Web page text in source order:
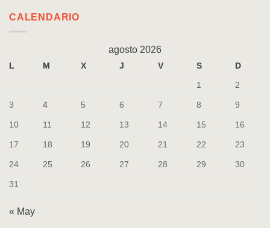
CALENDARIO
agosto 2026
L M X J V S
D
1
2
3 4 5 6 7 8 9
10 11 12 13 14 15 16
17 18 19 20 21 22 23
24 25 26 27 28 29 30
31
« May